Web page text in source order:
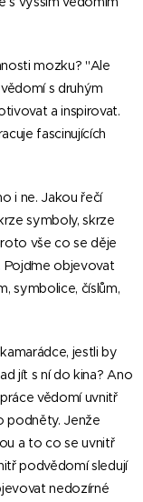
mozku? "Ale
s druhým
a inspirovat.
fascinujících
i ne. Jakou řečí
symboly, skrze
vše co se děje
Pojďme objevovat
symbolice, číslům,
jestli by
jít s ní do kina? Ano
vědomí uvnitř
podněty. Jenže
a to co se uvnitř
podvědomí sledují
nedozírné